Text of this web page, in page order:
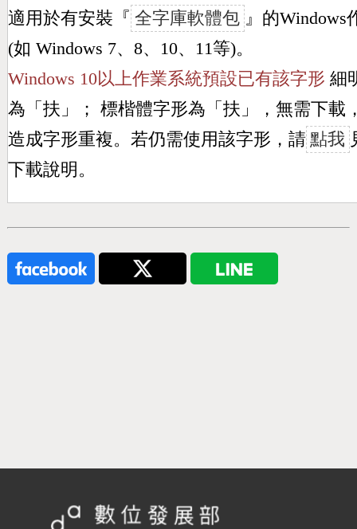
適用於有安裝『 全字庫軟體包 』的Windows
(如 Windows 7、8、10、11等)。
Windows 10以上作業系統預設已有該字形 細
為「 扶 」； 標楷體字形為「 扶 」，無需下載
造成字形重複。若仍需使用該字形，請 點我
下載說明。